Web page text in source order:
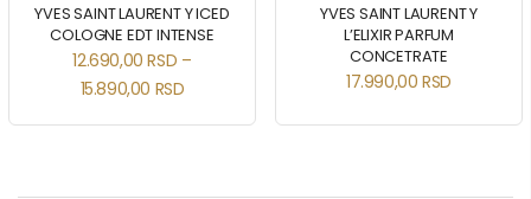
YVES SAINT LAURENT Y ICED
COLOGNE EDT INTENSE
12.690,00RSD –
15.890,00 RSD
YVES SAINT LAURENT Y
L’ELIXIR PARFUM
CONCETRATE
17.990,00RSD